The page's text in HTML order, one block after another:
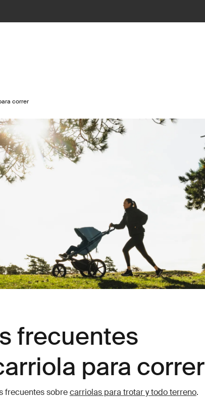
correr
frecuentes
para correr
frecuentes sobrecarriolas para trotar y todo terreno.